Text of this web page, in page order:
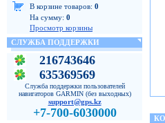
В корзине товаров: 0
На сумму: 0
Просмотр корзины
СЛУЖБА ПОДДЕРЖКИ
216743646
635369569
Служба поддержки пользователей
навигаторов GARMIN (без выходных)
support@gps.kz
+7-700-6030000